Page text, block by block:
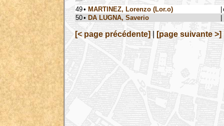
49• MARTINEZ, Lorenzo (Lor.o)
50• DA LUGNA, Saverio
[< page précédente] [page suivante >]